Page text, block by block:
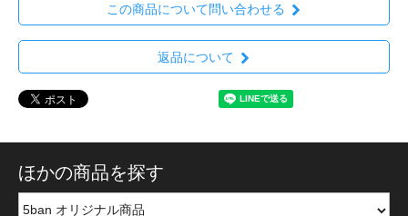
この商品について問い合わせる
返品について
ほかの商品を探す